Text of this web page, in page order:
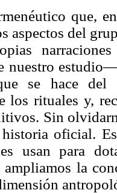
que,
aspectos del
nuestro
se hace del
los rituales y,
Sin
oficial.
usan para
la